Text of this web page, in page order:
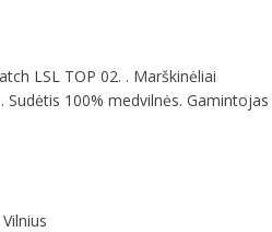
LSL TOP 02. . Marškinėliai
100% medvilnės.